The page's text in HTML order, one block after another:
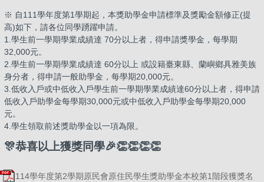
※ 自111學年度第1學期起，本獎助學金申請標準及獎勵金額修正(提
高)如下，請各位同學踴躍申請。
1.學生前一學期學業成績達 70分以上者，得申請獎學金，每學期
32,000元。
2.學生前一學期學業成績達 60分以上 或設籍臺東縣、蘭嶼鄉具雅美族
身分者，得申請一般助學金，每學期20,000元。
3.低收入戶或中低收入戶學生前一學期學業成績達60分以上者，得申請
低收入戶助學金每學期30,000元或中低收入戶助學金每學期20,000
元。
4.學生領取前述獎助學金以一項為限。
🎊恭喜以上獲獎同學🎉👏👏👏👏
114學年度第2學期原民會原住民學生獎助學金本校第1階段獲獎名